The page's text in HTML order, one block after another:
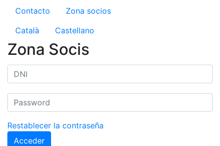
Menú del compte d'usuari
Contacto
Zona socios
Català
Castellano
Zona Socis
Restablecer la contraseña
Acceder